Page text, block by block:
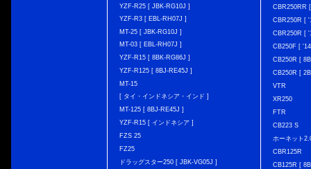
YZF-R25 [ JBK-RG10J ]
YZF-R3 [ EBL-RH07J ]
MT-25 [ JBK-RG10J ]
MT-03 [ EBL-RH07J ]
YZF-R15 [ 8BK-RG86J ]
YZF-R125 [ 8BJ-RE45J ]
MT-15
[ タイ・インドネシア・インド ]
MT-125 [ 8BJ-RE45J ]
YZF-R15 [ インドネシア ]
FZS 25
FZ25
ドラッグスター250 [ JBK-VG05J ]
CBR250RR
CBR250R [
CBR250R [
CB250F [
CB250R [
CB250R [
VTR
XR250
FTR
CB223 S
ホーネット
CBR125R
CB125R [